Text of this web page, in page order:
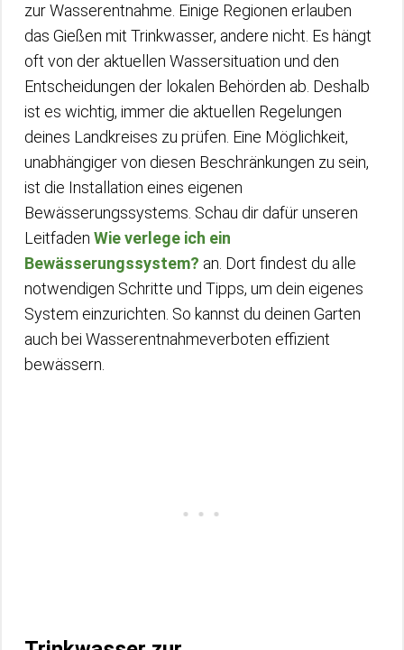
zur Wasserentnahme. Einige Regionen erlauben
das Gießen mit Trinkwasser, andere nicht. Es hängt
oft von der aktuellen Wassersituation und den
Entscheidungen der lokalen Behörden ab. Deshalb
ist es wichtig, immer die aktuellen Regelungen
deines Landkreises zu prüfen. Eine Möglichkeit,
unabhängiger von diesen Beschränkungen zu sein,
ist die Installation eines eigenen
Bewässerungssystems. Schau dir dafür unseren
Leitfaden Wie verlege ich ein
Bewässerungssystem? an. Dort findest du alle
notwendigen Schritte und Tipps, um dein eigenes
System einzurichten. So kannst du deinen Garten
auch bei Wasserentnahmeverboten effizient
bewässern.